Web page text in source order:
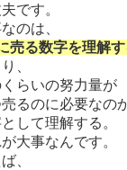
です。
のは、
売る数字を理解
、
くらいの努力量が
売るのに必要なの
して理解する。
大事なんです。
、